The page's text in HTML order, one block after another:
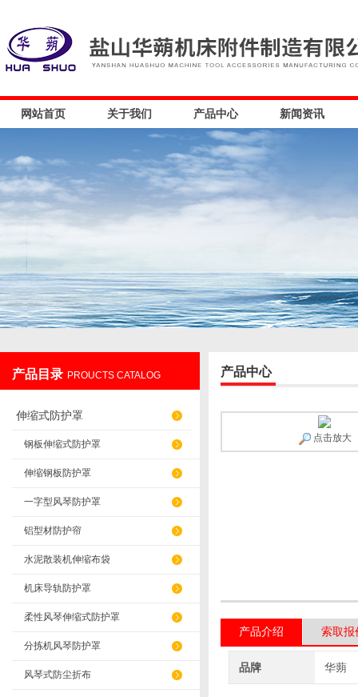
网站首页 关于我们 产品中心 新闻资讯
产品目录 PROUCTS CATALOG
伸缩式防护罩
钢板伸缩式防护罩
伸缩钢板防护罩
一字型风琴防护罩
铝型材防护帘
水泥散装机伸缩布袋
机床导轨防护罩
柔性风琴伸缩式防护罩
分拣机风琴防护罩
风琴式防尘折布
产品中心
点击放大
产品介绍 索取报
品牌 华蒴